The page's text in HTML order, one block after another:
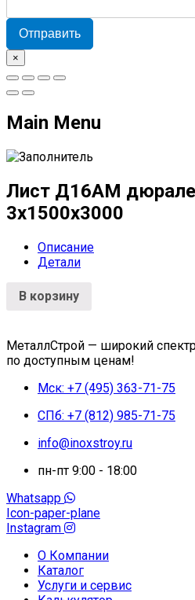
Отправить
×
Main Menu
Лист Д16АМ
3х1500х3000
Описание
Детали
В корзину
МеталлСтрой — широкий
по доступным ценам!
Мск: +7 (495) 363-71-75
СПб: +7 (812) 985-71-75
info@inoxstroy.ru
пн-пт 9:00 - 18:00
Whatsapp
Icon-paper-plane
Instagram
О Компании
Каталог
Услуги и сервис